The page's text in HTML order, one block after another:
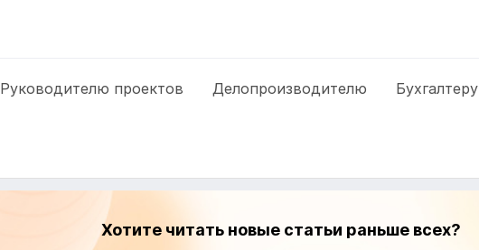
Руководителю проектов Делопроизводителю Бухгалтеру
Хотите читать новые статьи раньше всех?